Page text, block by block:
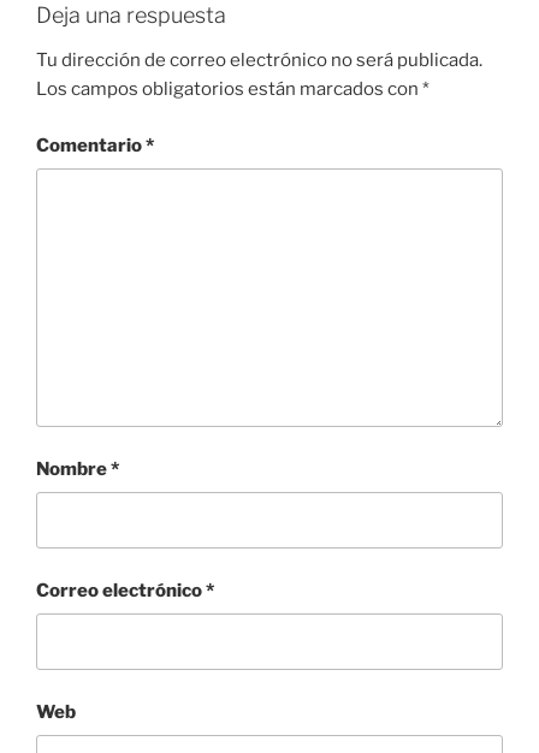
Deja una respuesta
Tu dirección de correo electrónico no será publicada.
Los campos obligatorios están marcados con *
Comentario*
Nombre*
Correo electrónico*
Web